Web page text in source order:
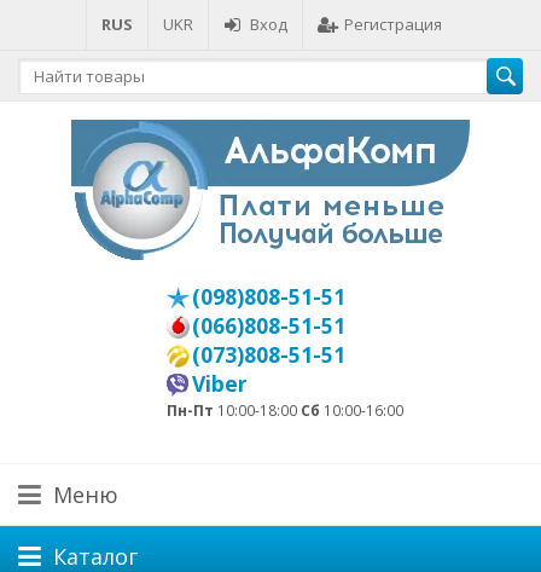
RUS UKR Вход Регистрация
(098)808-51-51
(066)808-51-51
(073)808-51-51
Viber
Пн-Пт 10:00-18:00 Сб 10:00-16:00
Меню
Каталог